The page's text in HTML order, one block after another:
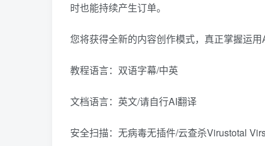
时也能持续产生订单。
您将获得全新的内容创作模式，真正掌握运用
教程语言：双语字幕/中英
文档语言：英文/请自行AI翻译
安全扫描：无病毒无插件/云查杀Virustotal